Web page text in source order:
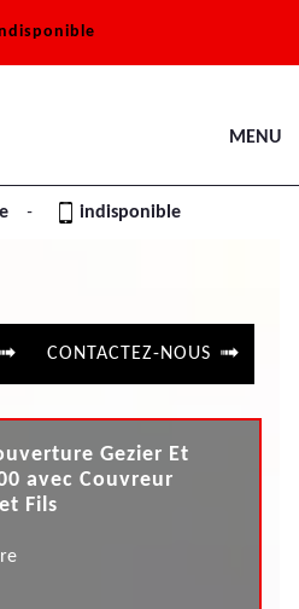
MENU
- indisponible
CONTACTEZ-NOUS
Gezier Et
avec Couvreur
Fils